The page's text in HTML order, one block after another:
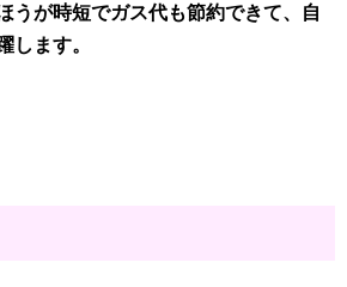
うが時短でガス代も節約できて、自
します。